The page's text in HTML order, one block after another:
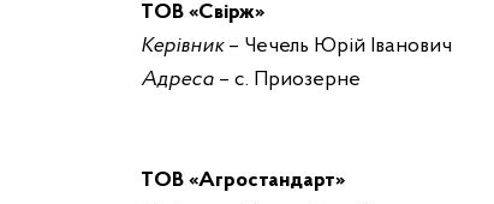
ТОВ «Свірж»
Керівник– Чечель Юрій Іванович
Адреса – с. Приозерне
ТОВ «Агростандарт»